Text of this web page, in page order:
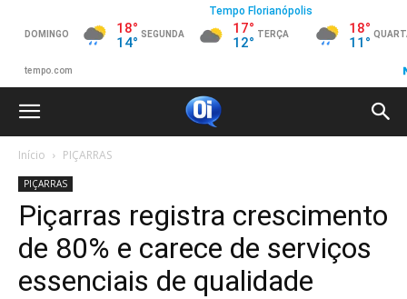
Início PIÇARRAS
PIÇARRAS
Piçarras registra crescimento
de 80% e carece de serviços
essenciais de qualidade